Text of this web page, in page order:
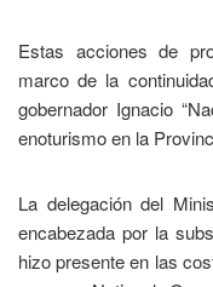
Estas acciones de
marco de la
gobernador Ignacio
enoturismo en la
La delegación del
encabezada por la
hizo presente en las